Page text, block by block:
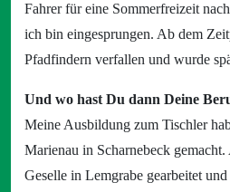
Fahrer für eine Sommerfreizeit
ich bin eingesprungen. Ab dem
Pfadfindern verfallen und wurde
Und wo hast Du dann Deine
Meine Ausbildung zum Tischler
Marienau in Scharnebeck
Geselle in Lemgrabe gearbeitet